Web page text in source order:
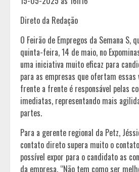
Direto da Redação
O Feirão de Empregos da Semana S,
quinta-feira, 14 de maio, no
uma iniciativa muito eficaz para
para as empresas que ofertam
frente a frente é responsável pelas
imediatas, representando mais
partes.
Para a gerente regional da Petz,
contato direto supera muito o
possível expor para o candidato as
da empresa. “Não tem como ser